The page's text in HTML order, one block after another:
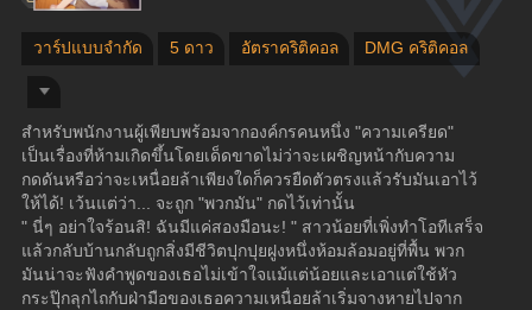
วาร์ปแบบจำกัด 5 ดาว อัตราคริติคอล DMG คริติคอล
สำหรับพนักงานผู้เพียบพร้อมจากองค์กรคนหนึ่ง "ความเครียด"
เป็นเรื่องที่ห้ามเกิดขึ้นโดยเด็ดขาดไม่ว่าจะเผชิญหน้ากับความ
กดดันหรือว่าจะเหนื่อยล้าเพียงใดก็ควรยืดตัวตรงแล้วรับมันเอาไว้
ให้ได้! เว้นแต่ว่า... จะถูก "พวกมัน" กดไว้เท่านั้น
" นี่ๆ อย่าใจร้อนสิ! ฉันมีแค่สองมือนะ! " สาวน้อยที่เพิ่งทำโอทีเสร็จ
แล้วกลับบ้านกลับถูกสิ่งมีชีวิตปุกปุยฝูงหนึ่งห้อมล้อมอยู่ที่พื้น พวก
มันน่าจะฟังคำพูดของเธอไม่เข้าใจแม้แต่น้อยและเอาแต่ใช้หัว
กระปุ๊กลุกไถกับฝ่ามือของเธอความเหนื่อยล้าเริ่มจางหายไปจาก